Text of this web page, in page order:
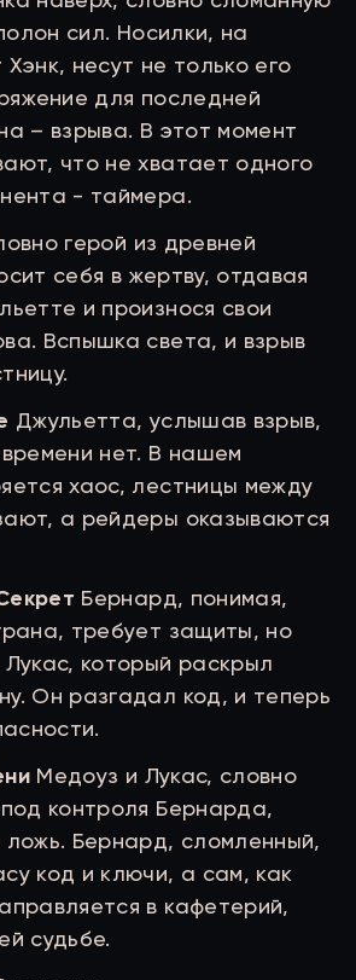
сил. Носилки, на
несут не только его
для последней
– взрыва. В этот момент
что не хватает одного
- таймера.
герой из древней
себя в жертву, отдавая
и произнося свои
Вспышка света, и взрыв
Джульетта, услышав взрыв,
нет. В нашем
хаос, лестницы между
а рейдеры оказываются
Бернард, понимая,
требует защиты, но
Лукас, который раскрыл
Он разгадал код, и теперь
Медоуз и Лукас, словно
контроля Бернарда,
ложь. Бернард, сломленный,
код и ключи, а сам, как
в кафетерий,
судьбе.